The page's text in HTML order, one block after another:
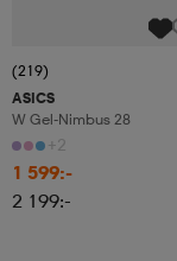
(219)
ASICS
W Gel-Nimbus 28
+2
1 599:-
2 199:-